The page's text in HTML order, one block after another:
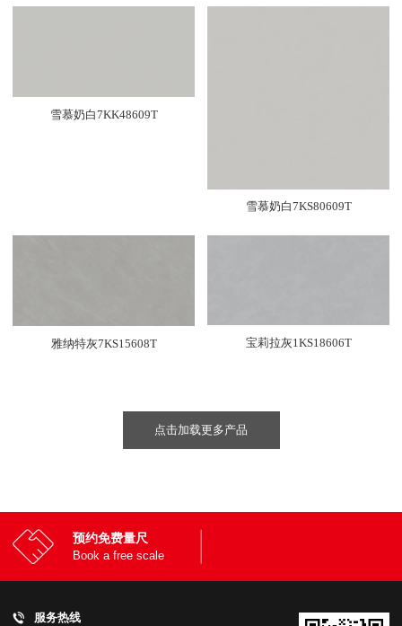
雪慕奶白7KK48609T
雪慕奶白7KS80609T
雅纳特灰7KS15608T 宝莉拉灰1KS18606T
点击加载更多产品
预约免费量尺
Book a free scale
服务热线